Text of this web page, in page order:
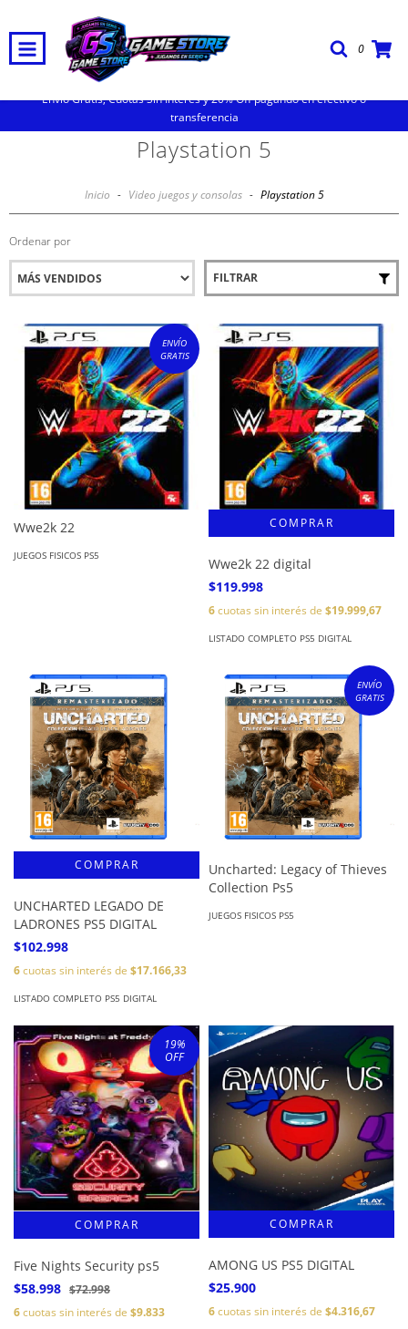
0
Envio Gratis, Cuotas Sin Interes y 20% Off pagando en efectivo o
transferencia
Playstation 5
Inicio - Video juegos y consolas - Playstation 5
Ordenar por
FILTRAR
ENVÍO
GRATIS
Wwe2k 22
JUEGOS FISICOS PS5
Wwe2k 22 digital
$119.998
6cuotas sin interés de $19.999,67
LISTADO COMPLETO PS5 DIGITAL
UNCHARTED LEGADO DE
LADRONES PS5 DIGITAL
$102.998
6cuotas sin interés de $17.166,33
LISTADO COMPLETO PS5 DIGITAL
ENVÍO
GRATIS
Uncharted: Legacy of Thieves
Collection Ps5
JUEGOS FISICOS PS5
19%
OFF
Five Nights Security ps5
$58.998 $72.998
6cuotas sin interés de $9.833
AMONG US PS5 DIGITAL
$25.900
6cuotas sin interés de $4.316,67